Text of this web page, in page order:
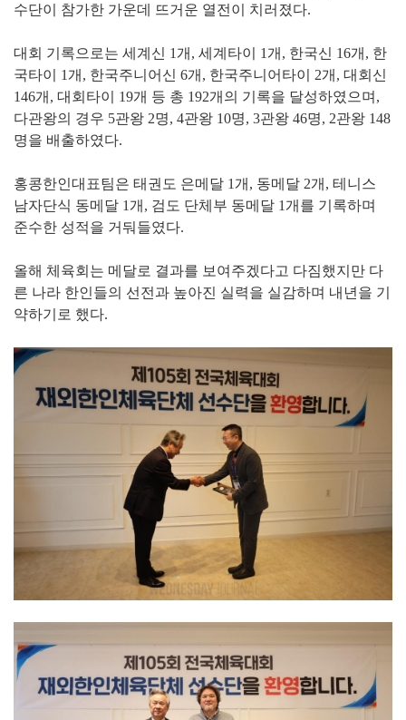
수단이 참가한 가운데 뜨거운 열전이 치러졌다.
대회 기록으로는 세계신 1개, 세계타이 1개, 한국신 16개, 한
국타이 1개, 한국주니어신 6개, 한국주니어타이 2개, 대회신
146개, 대회타이 19개 등 총 192개의 기록을 달성하였으며,
다관왕의 경우 5관왕 2명, 4관왕 10명, 3관왕 46명, 2관왕 148
명을 배출하였다.
홍콩한인대표팀은 태권도 은메달 1개, 동메달 2개, 테니스
남자단식 동메달 1개, 검도 단체부 동메달 1개를 기록하며
준수한 성적을 거둬들였다.
올해 체육회는 메달로 결과를 보여주겠다고 다짐했지만 다
른 나라 한인들의 선전과 높아진 실력을 실감하며 내년을 기
약하기로 했다.